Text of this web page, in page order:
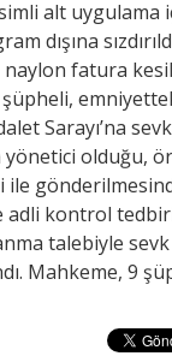
alt
dışına
fatura
şüpheli,
Sarayı’na
olduğu,
kontrol
talebiyle
Mahkeme, 9